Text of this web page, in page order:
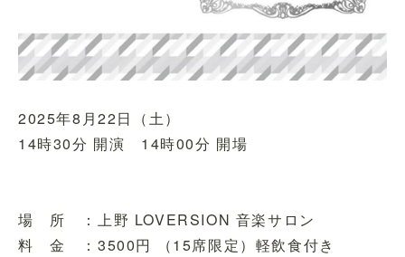
2025年8月22日（土）
14時30分 開演 14時00分 開場
場 所 ：上野 LOVERSION 音楽サロン
料 金 ：3500円 （15席限定）軽飲食付き